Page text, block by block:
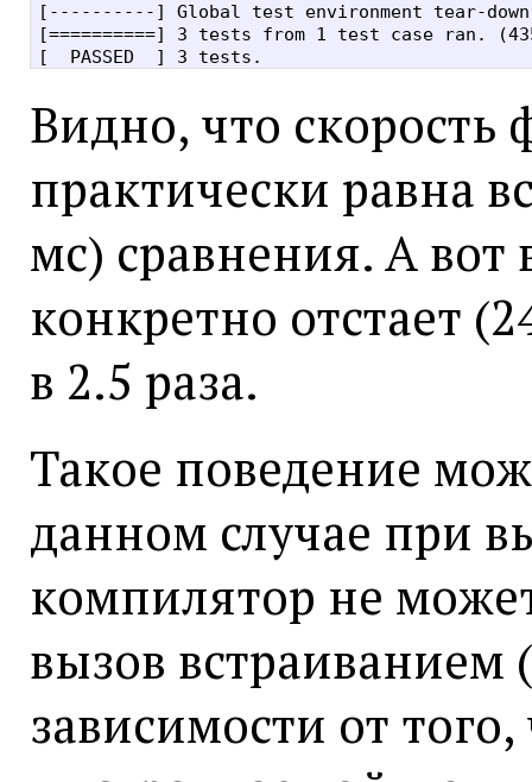
[----------] Global test environment tear-down
[==========] 3 tests from 1 test case ran.
Видно, что скорость
практически равна
мс) сравнения. А
конкретно отстает
в 2.5 раза.
Такое поведение
данном случае при
компилятор не
вызов
зависимости от